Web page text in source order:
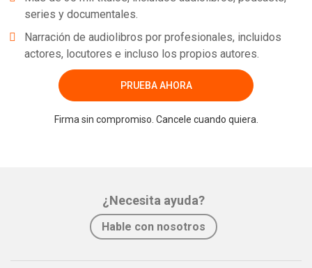
series y documentales.
Narración de audiolibros por profesionales, incluidos
actores, locutores e incluso los propios autores.
PRUEBA AHORA
Firma sin compromiso. Cancele cuando quiera.
¿Necesita ayuda?
Hable con nosotros